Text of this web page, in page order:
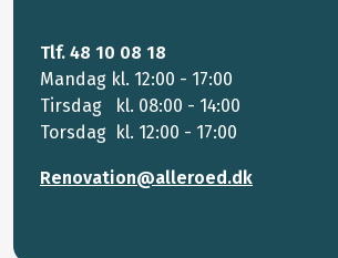
Tlf. 48 10 08 18
Mandag kl. 12:00 - 17:00
Tirsdag kl. 08:00 - 14:00
Torsdag kl. 12:00 - 17:00
Renovation@alleroed.dk